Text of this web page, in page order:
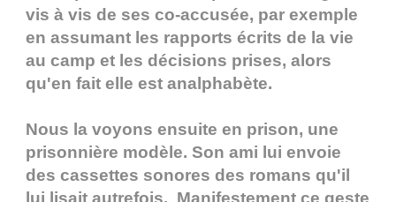
vis à vis de ses co-accusée, par exemple
en assumant les rapports écrits de la vie
au camp et les décisions prises, alors
qu'en fait elle est analphabète.
Nous la voyons ensuite en prison, une
prisonnière modèle. Son ami lui envoie
des cassettes sonores des romans qu'il
lui lisait autrefois. Manifestement ce geste